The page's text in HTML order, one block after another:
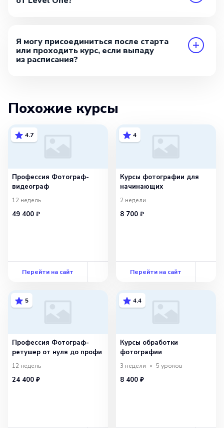
Я могу присоединиться после старта
или проходить курс, если выпаду
из расписания?
Похожие курсы
4.7
Профессия Фотограф-
видеограф
12 недель
49 400 ₽
Перейти на сайт
4
Курсы фотографии для
начинающих
2 недели
8 700 ₽
Перейти на сайт
5
Профессия Фотограф-
ретушер от нуля до профи
12 недель
24 400 ₽
4.4
Курсы обработки
фотографии
3 недели 5 уроков
8 400 ₽